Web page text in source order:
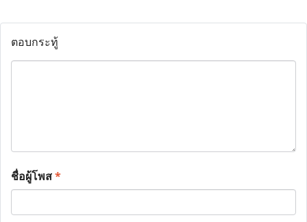
ตอบกระทู้
ชื่อผู้โพส*